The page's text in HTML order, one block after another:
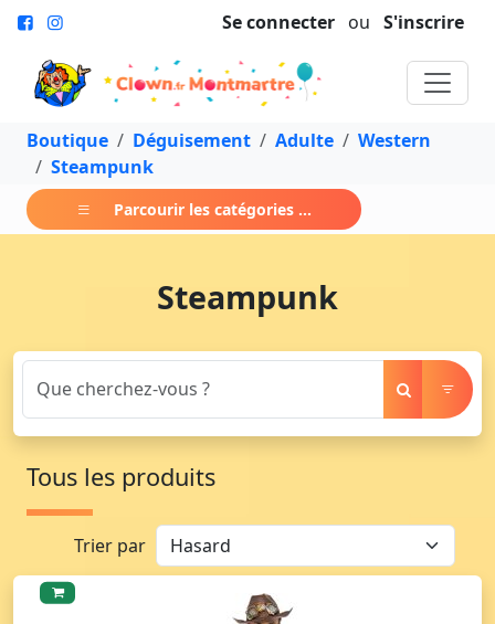
Se connecter ou S'inscrire
Boutique Déguisement Adulte
Western
Steampunk
Parcourir les catégories ...
Steampunk
Tous les produits
Trier par